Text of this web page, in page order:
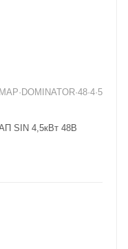
MAP·DOMINATOR·48·4·5
SIN 4,5кВт 48В